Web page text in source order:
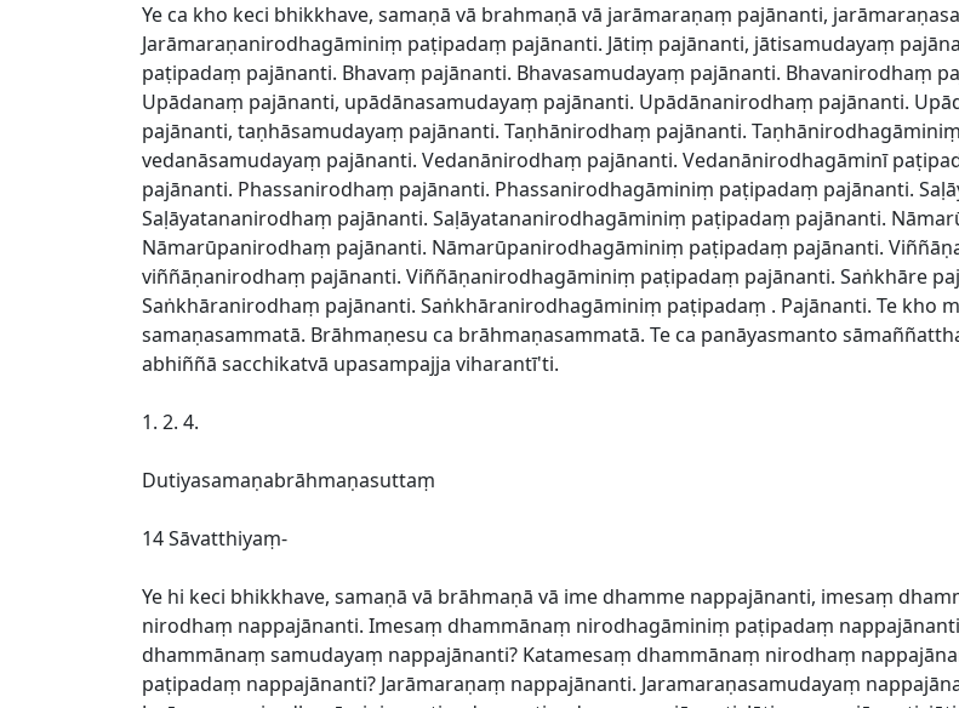
Ye ca kho keci bhikkhave, samaṇā vā brahmaṇā vā jarāmaraṇaṃ pajānanti,
Jarāmaraṇanirodhagāminiṃ paṭipadaṃ pajānanti. Jātiṃ pajānanti, jātisamudayaṃ
paṭipadaṃ pajānanti. Bhavaṃ pajānanti. Bhavasamudayaṃ pajānanti. Bhavanirodhaṃ
Upādanaṃ pajānanti, upādānasamudayaṃ pajānanti. Upādānanirodhaṃ pajānanti.
pajānanti, taṇhāsamudayaṃ pajānanti. Taṇhānirodhaṃ pajānanti.
vedanāsamudayaṃ pajānanti. Vedanānirodhaṃ pajānanti. Vedanānirodhagāminī
pajānanti. Phassanirodhaṃ pajānanti. Phassanirodhagāminiṃ paṭipadaṃ pajānanti.
Saḷāyatananirodhaṃ pajānanti. Saḷāyatananirodhagāminiṃ paṭipadaṃ pajānanti.
Nāmarūpanirodhaṃ pajānanti. Nāmarūpanirodhagāminiṃ paṭipadaṃ pajānanti.
viññāṇanirodhaṃ pajānanti. Viññāṇanirodhagāminiṃ paṭipadaṃ pajānanti. Saṅkhāre
Saṅkhāranirodhaṃ pajānanti. Saṅkhāranirodhagāminiṃ paṭipadaṃ . Pajānanti. Te kho
samaṇasammatā. Brāhmaṇesu ca brāhmaṇasammatā. Te ca panāyasmanto
abhiññā sacchikatvā upasampajja viharantī'ti.
1. 2. 4.
Dutiyasamaṇabrāhmaṇasuttaṃ
14 Sāvatthiyaṃ-
Ye hi keci bhikkhave, samaṇā vā brāhmaṇā vā ime dhamme nappajānanti, imesaṃ
nirodhaṃ nappajānanti. Imesaṃ dhammānaṃ nirodhagāminiṃ paṭipadaṃ
dhammānaṃ samudayaṃ nappajānanti? Katamesaṃ dhammānaṃ nirodhaṃ
paṭipadaṃ nappajānanti? Jarāmaraṇaṃ nappajānanti. Jaramaraṇasamudayaṃ